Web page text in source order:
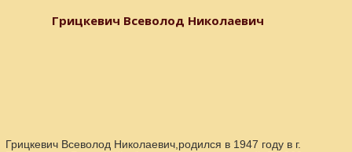
Грицкевич Всеволод Николаевич
Грицкевич Всеволод Николаевич,родился в 1947 году в г.